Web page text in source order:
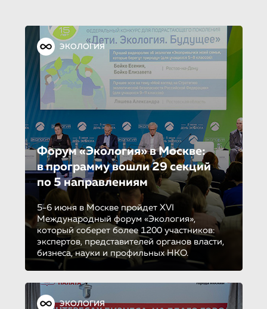
ЭКОЛОГИЯ
Форум «Экология» в Москве:
в программу вошли 29 секций
по 5 направле­ни­ям
5-6 июня в Москве пройдет XVI
Международный форум «Экология»,
который соберет более 1200 участников:
экспертов, представителей органов власти,
бизнеса, науки и профильных НКО.
ЭКОЛОГИЯ